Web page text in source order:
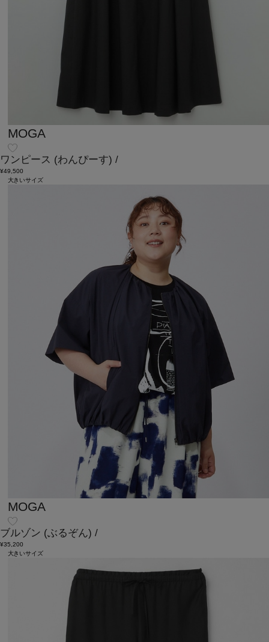
MOGA
ワンピース (わんぴーす) /
¥49,500
大きいサイズ
MOGA
ブルゾン (ぶるぞん) /
¥35,200
大きいサイズ